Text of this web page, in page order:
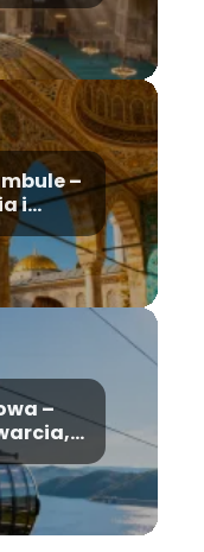
–
i
–